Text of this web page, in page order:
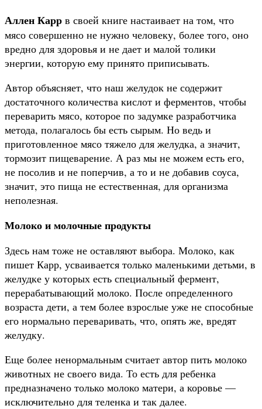
Аллен Карр в своей книге настаивает на том, что
мясо совершенно не нужно человеку, более того, оно
вредно для здоровья и не дает и малой толики
энергии, которую ему принято приписывать.
Автор объясняет, что наш желудок не содержит
достаточного количества кислот и ферментов, чтобы
переварить мясо, которое по задумке разработчика
метода, полагалось бы есть сырым. Но ведь и
приготовленное мясо тяжело для желудка, а значит,
тормозит пищеварение. А раз мы не можем есть его,
не посолив и не поперчив, а то и не добавив соуса,
значит, это пища не естественная, для организма
неполезная.
Молоко и молочные продукты
Здесь нам тоже не оставляют выбора. Молоко, как
пишет Карр, усваивается только маленькими детьми, в
желудке у которых есть специальный фермент,
перерабатывающий молоко. После определенного
возраста дети, а тем более взрослые уже не способные
его нормально переваривать, что, опять же, вредят
желудку.
Еще более ненормальным считает автор пить молоко
животных не своего вида. То есть для ребенка
предназначено только молоко матери, а коровье —
исключительно для теленка и так далее.